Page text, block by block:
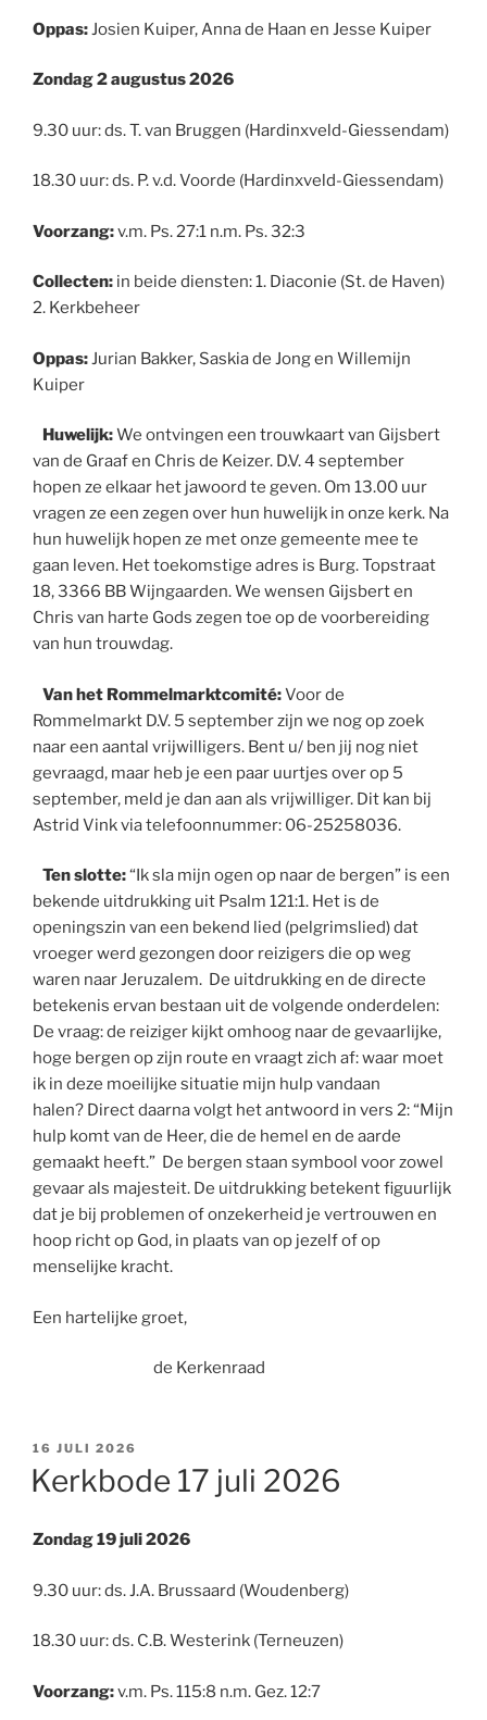
Oppas: Josien Kuiper, Anna de Haan en Jesse Kuiper
Zondag 2 augustus 2026
9.30 uur: ds. T. van Bruggen (Hardinxveld-Giessendam)
18.30 uur: ds. P. v.d. Voorde (Hardinxveld-Giessendam)
Voorzang:v.m. Ps. 27:1 n.m. Ps. 32:3
Collecten: in beide diensten: 1. Diaconie (St. de Haven)
2. Kerkbeheer
Oppas: Jurian Bakker, Saskia de Jong en Willemijn
Kuiper
Huwelijk:We ontvingen een trouwkaart van Gijsbert
van de Graaf en Chris de Keizer. D.V. 4 september
hopen ze elkaar het jawoord te geven. Om 13.00 uur
vragen ze een zegen over hun huwelijk in onze kerk. Na
hun huwelijk hopen ze met onze gemeente mee te
gaan leven. Het toekomstige adres is Burg. Topstraat
18, 3366 BB Wijngaarden. We wensen Gijsbert en
Chris van harte Gods zegen toe op de voorbereiding
van hun trouwdag.
Van het Rommelmarktcomité:Voor de
Rommelmarkt D.V. 5 september zijn we nog op zoek
naar een aantal vrijwilligers. Bent u/ ben jij nog niet
gevraagd, maar heb je een paar uurtjes over op 5
september, meld je dan aan als vrijwilliger. Dit kan bij
Astrid Vink via telefoonnummer: 06-25258036.
Ten slotte:“Ik sla mijn ogen op naar de bergen” is een
bekende uitdrukking uit Psalm 121:1. Het is de
openingszin van een bekend lied (pelgrimslied) dat
vroeger werd gezongen door reizigers die op weg
waren naar Jeruzalem. De uitdrukking en de directe
betekenis ervan bestaan uit de volgende onderdelen:
De vraag: de reiziger kijkt omhoog naar de gevaarlijke,
hoge bergen op zijn route en vraagt zich af: waar moet
ik in deze moeilijke situatie mijn hulp vandaan
halen? Direct daarna volgt het antwoord in vers 2: “Mijn
hulp komt van de Heer, die de hemel en de aarde
gemaakt heeft.” De bergen staan symbool voor zowel
gevaar als majesteit. De uitdrukking betekent figuurlijk
dat je bij problemen of onzekerheid je vertrouwen en
hoop richt op God, in plaats van op jezelf of op
menselijke kracht.
Een hartelijke groet,
de Kerkenraad
GEPLAATST
OP
16 JULI 2026
Kerkbode 17 juli 2026
Zondag 19 juli 2026
9.30 uur: ds. J.A. Brussaard (Woudenberg)
18.30 uur: ds. C.B. Westerink (Terneuzen)
Voorzang:v.m. Ps. 115:8 n.m. Gez. 12:7